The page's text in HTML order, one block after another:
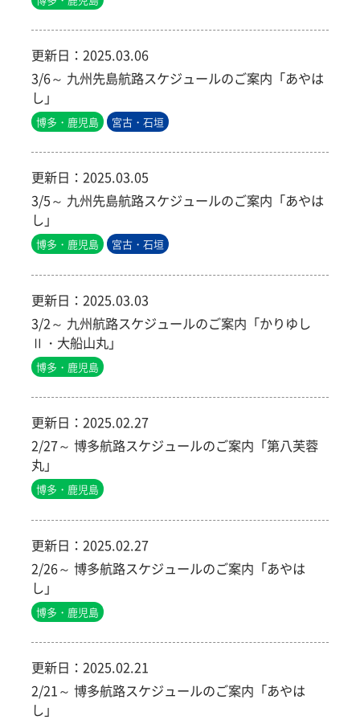
更新日： 2025.03.06
3/6～ 九州先島航路スケジュールのご案内「あやは
し」
博多・鹿児島 宮古・石垣
更新日： 2025.03.05
3/5～ 九州先島航路スケジュールのご案内「あやは
し」
博多・鹿児島 宮古・石垣
更新日： 2025.03.03
3/2～ 九州航路スケジュールのご案内「かりゆし
Ⅱ・大船山丸」
博多・鹿児島
更新日： 2025.02.27
2/27～ 博多航路スケジュールのご案内「第八芙蓉
丸」
博多・鹿児島
更新日： 2025.02.27
2/26～ 博多航路スケジュールのご案内「あやは
し」
博多・鹿児島
更新日： 2025.02.21
2/21～ 博多航路スケジュールのご案内「あやは
し」